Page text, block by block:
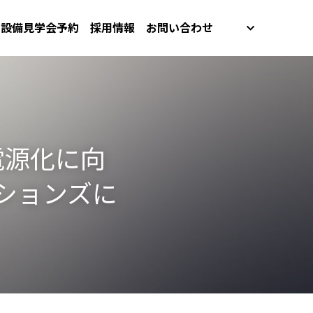
設備見学会予約 採用情報 お問い合わせ
化に向
ョンズに